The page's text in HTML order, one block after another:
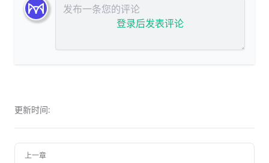
发布评论
登录后发表评论
更新时间:
上一章